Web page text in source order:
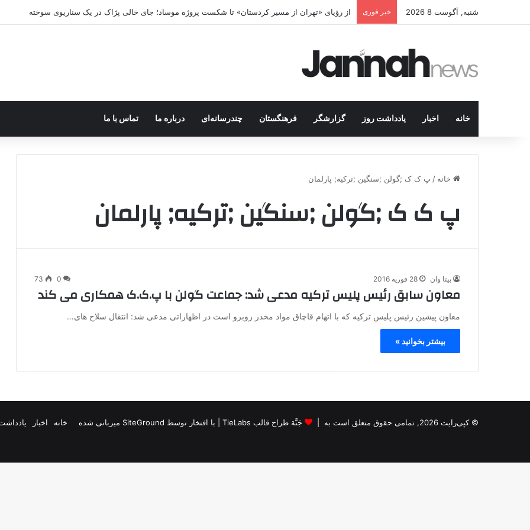
شنبه, آگوست 8 2026 خبر فوری از رؤیای «تهران از مسیر کردستان» تا شکست پروژه موساد؛ جای خالی پژاک در یک سناریوی سوخته
خانه اخبار یادداشت روز گزارشگر فرهنگستان چندرسانه‌ای درباره ما تماس با ما
خانه / پ ک ک ;گولن ;سنگین ;ترکیه; پارلمان
پ ک ک ;گولن ;سنگین ;ترکیه; پارلمان
بیتا وان 28 فوریه 2016 0
73
معاون سابق رئیس پلیس ترکیه مدعی شد: جماعت گولن با پ.ک.ک همکاری می کند
معاون پیشین رئیس پلیس ترکیه که با اتهام قاچاق مواد مخدر روبرو است در اظهاراتی مدعی شد: انتقال سلاح های…
بیشتر بخوانید »
© کپی‌رایت 2026, تمامی حقوق متعلق است به | جَنَّة طراح قالب TieLabs | با افتخار توسط SiteGround میزبانی شده خانه اخبار